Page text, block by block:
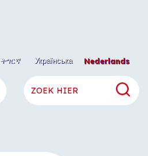
Nederlands
ትግርኛ Українська